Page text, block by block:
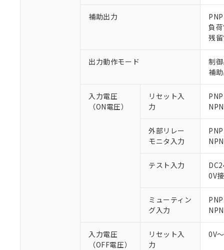
補助出力
負
残
出力動作モード
制
補
入力電圧
（ON電圧）
リセット入
力
外部リレー
モニタ入力
テスト入力
0V
ミューティン
グ入力
入力電圧
（OFF電圧）
リセット入
力
0V
ご利用条件
以下の条件をお
くものです。
当社制御機
在庫状況お
のであり、
い。
正式な納期
当社販売員
オムロン制
マイパーツ
ている必要
が、当社の
対応済み：
対応予定：EU
対応予定なし：
調査・確認中：
非該当品：ライ
仕入先様の事情
鉛(Pb) 1000ppm以下、
六価クロム(Cr(Ⅵ))
フタル酸ビス(2-エチ
ル（DBP） 1000ppm
但し、RoHS指令で産
フタル酸エステル類の
※2 対応予定月
「○」：最大均質
「×」：最大均質
「－」：未確認で
*中国RoHS10物質の基
Cr(Ⅵ)(六価クロム) :
DBP(フタル酸ジブチル
※2 環境保護使
「ｅ」：有害物質
「10」：通常の
「－」：未確認
う）を輸出
などの必要
当社は規制
ます。
当社は貴社
置等に一切
当社は、貴
また当社は
たしません。
○ 一定数
△ 一定数
在庫な
機器販
白
受注生